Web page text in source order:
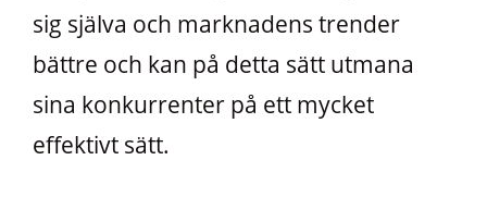
sig själva och marknadens trender
bättre och kan på detta sätt utmana
sina konkurrenter på ett mycket
effektivt sätt.